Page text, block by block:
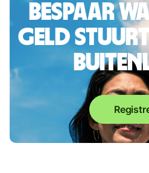
Bespaar
geld